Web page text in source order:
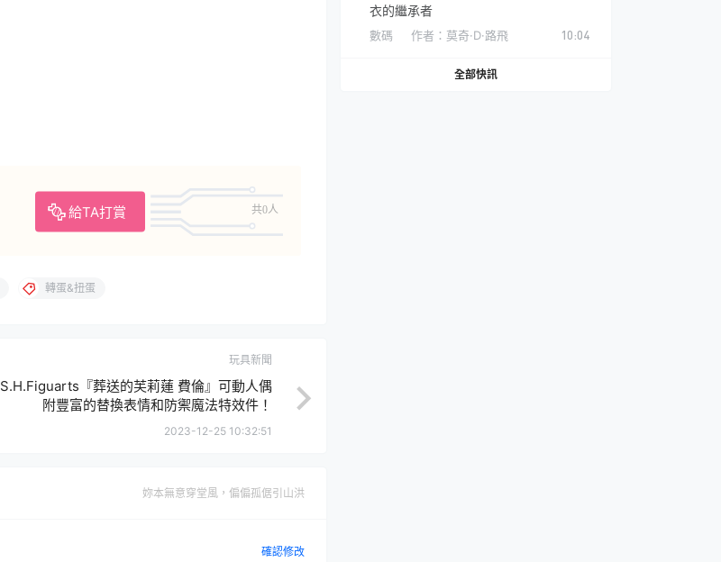
給TA打賞 共0人
轉蛋&扭蛋
玩具新聞
S.H.Figuarts『葬送的芙莉蓮 費倫』可動人偶
附豐富的替換表情和防禦魔法特效件！
2023-12-25 10:32:51
妳本無意穿堂風，偏偏孤倨引山洪
確認修改
衣的繼承者
數碼 作者： 莫奇·D·路飛 10:04
全部快訊